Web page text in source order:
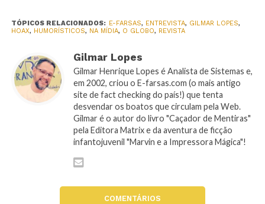
TÓPICOS RELACIONADOS: E-FARSAS, ENTREVISTA, GILMAR LOPES,
HOAX, HUMORÍSTICOS, NA MÍDIA, O GLOBO, REVISTA
Gilmar Lopes
Gilmar Henrique Lopes é Analista de Sistemas e,
em 2002, criou o E-farsas.com (o mais antigo
site de fact checking do país!) que tenta
desvendar os boatos que circulam pela Web.
Gilmar é o autor do livro "Caçador de Mentiras"
pela Editora Matrix e da aventura de ficção
infantojuvenil "Marvin e a Impressora Mágica"!
COMENTÁRIOS